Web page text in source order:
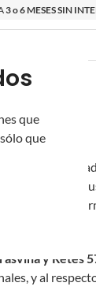
que
que
3 o 6 MESES SIN
será
relación a
de su
y Retes
y al